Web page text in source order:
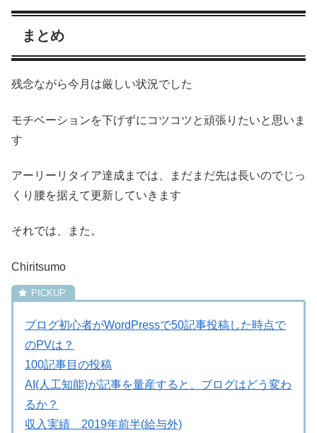
まとめ
残念ながら今月は厳しい状況でした
モチベーションを下げずにコツコツと頑張りたいと思いま
す
アーリーリタイア達成までは、まだまだ先は長いのでじっ
くり腰を据えて更新していきます
それでは、また。
Chiritsumo
ブログ初心者がWordPressで50記事投稿した時点で
のPVは？
100記事目の投稿
AI(人工知能)が記事を量産すると、ブログはどう変わ
るか？
収入実績 2019年前半(給与外)